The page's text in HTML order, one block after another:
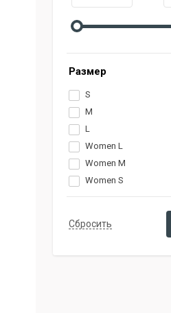
Размер
S
M
L
Women L
Women M
Women S